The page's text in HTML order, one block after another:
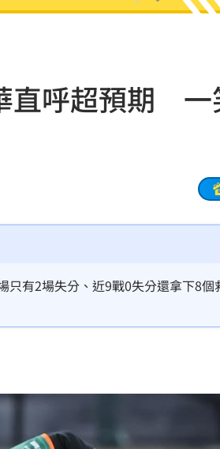
直呼超預期 一
有2場失分、近9戰0失分還拿下8個